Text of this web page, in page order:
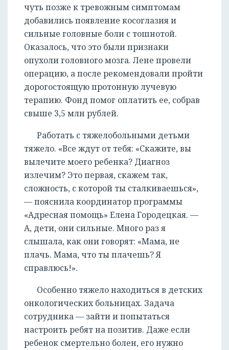
чуть позже к тревожным симптомам
добавились появление косоглазия и
сильные головные боли с тошнотой.
Оказалось, что это были признаки
опухоли головного мозга. Лене провели
операцию, а после рекомендовали пройти
дорогостоящую протонную лучевую
терапию. Фонд помог оплатить ее, собрав
свыше 3,5 млн рублей.
Работать с тяжелобольными детьми
тяжело. «Все ждут от тебя: «Скажите, вы
вылечите моего ребенка? Диагноз
излечим? Это первая, скажем так,
сложность, с которой ты сталкиваешься»,
— пояснила координатор программы
«Адресная помощь» Елена Городецкая. —
А, дети, они сильные. Много раз я
слышала, как они говорят: «Мама, не
плачь. Мама, что ты плачешь? Я
справлюсь!».
Особенно тяжело находиться в детских
онкологических больницах. Задача
сотрудника — зайти и попытаться
настроить ребят на позитив. Даже если
ребенок смертельно болен, его нужно